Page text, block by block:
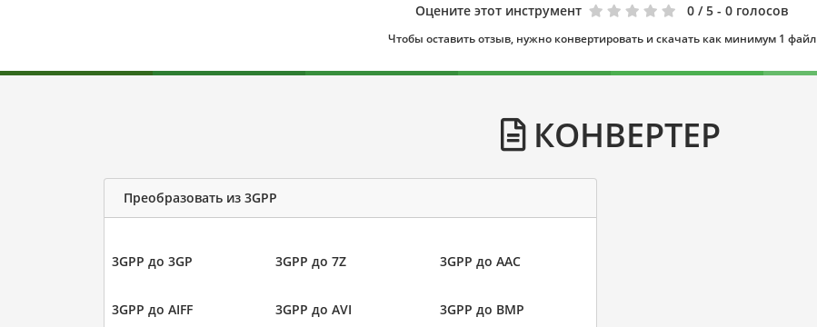
Оцените этот инструмент 0 / 5 - 0 голосов
Чтобы оставить отзыв, нужно конвертировать и скачать как минимум 1 файл
КОНВЕРТЕР
Преобразовать из 3GPP
3GPP до 3GP 3GPP до 7Z 3GPP до AAC
3GPP до AIFF 3GPP до AVI 3GPP до BMP